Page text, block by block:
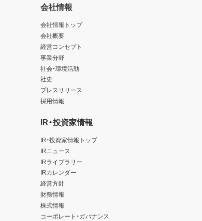
会社情報
会社情報トップ
会社概要
経営コンセプト
事業分野
社会・環境活動
社史
プレスリリース
採用情報
IR・投資家情報
IR・投資家情報トップ
IRニュース
IRライブラリー
IRカレンダー
経営方針
財務情報
株式情報
コーポレート・ガバナンス